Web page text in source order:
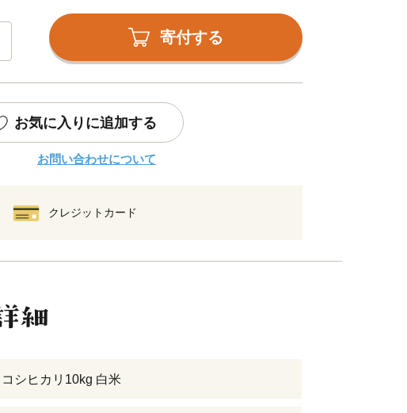
寄付する
お気に入りに追加する
お問い合わせについて
クレジットカード
コシヒカリ10kg 白米